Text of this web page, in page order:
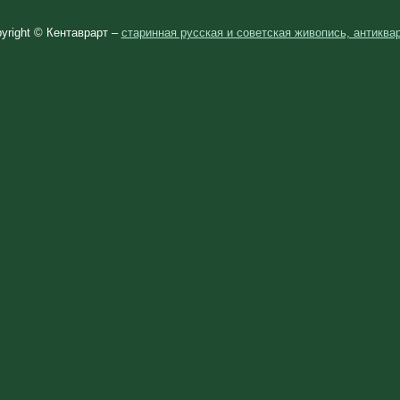
© Кентаврарт – старинная русская и советская живопись,